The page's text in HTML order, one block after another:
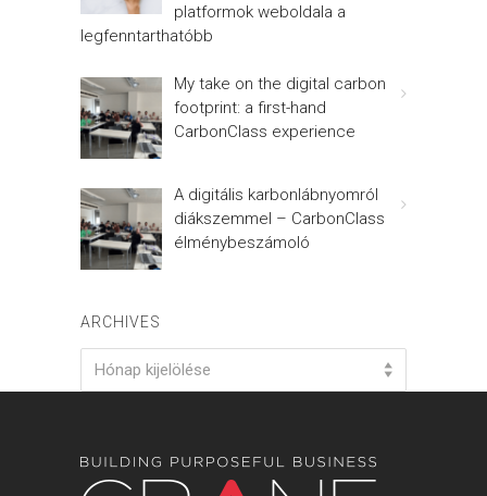
platformok weboldala a
legfenntarthatóbb
My take on the digital carbon
footprint: a first-hand
CarbonClass experience
A digitális karbonlábnyomról
diákszemmel – CarbonClass
élménybeszámoló
ARCHIVES
Hónap kijelölése